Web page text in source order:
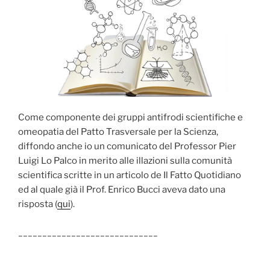
Come componente dei gruppi antifrodi scientifiche e
omeopatia del Patto Trasversale per la Scienza,
diffondo anche io un comunicato del Professor Pier
Luigi Lo Palco in merito alle illazioni sulla comunità
scientifica scritte in un articolo de Il Fatto Quotidiano
ed al quale già il Prof. Enrico Bucci aveva dato una
risposta (qui).